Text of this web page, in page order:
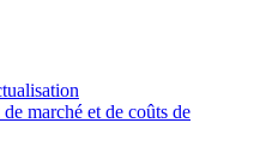
marché et de coûts de